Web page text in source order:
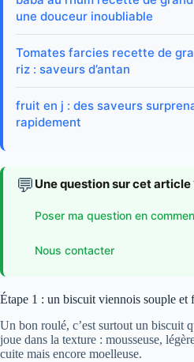
une douceur inoubliable
Tomates farcies recette de
riz : saveurs d’antan
fruit en j : des saveurs
rapidement
💬 Une question sur cet article
Poser ma question en
Nous contacter
Étape 1 : un biscuit viennois souple et
Un bon roulé, c’est surtout un biscuit
joue dans la texture : mousseuse,
cuite mais encore moelleuse.